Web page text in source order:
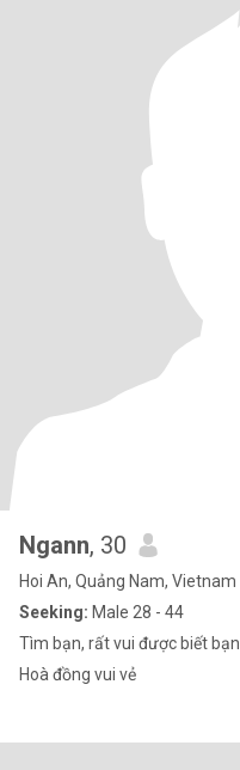
Ngann, 30
Hoi An, Quảng Nam, Vietnam
Seeking: Male 28 - 44
Tìm bạn, rất vui được biết bạn
Hoà đồng vui vẻ